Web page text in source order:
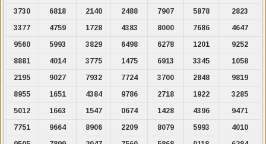
3730
6818 2140 2488 7907 5878
2823
3377
4759 1728 4383 8000 7686
4647
9560
5993 3829 6498 6278 1201
9252
8881
4014 3775 1475 6913 3345
1058
2195
9027 7932 7724 3700 2848
9819
8955
1651 4384 9786 2718 1922
3285
5012
1663 1547 0674 1428 4396
9471
7751
9664 8906 2209 8079 5993
4010